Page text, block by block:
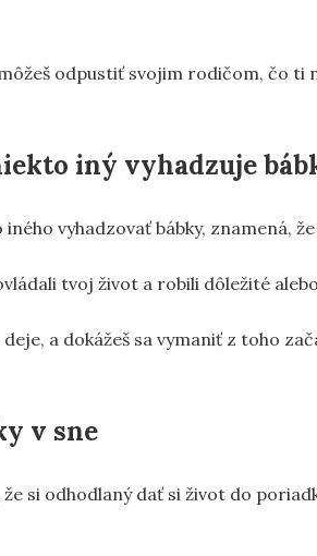
odpustiť svojim rodičom, čo ti
iný vyhadzuje
vyhadzovať bábky, znamená,
tvoj život a robili dôležité
a dokážeš sa vymaniť z toho
v sne
si odhodlaný dať si život do